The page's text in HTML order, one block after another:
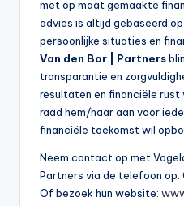
met op maat gemaakte
advies is altijd gebaseerd
persoonlijke situaties en
Van den Bor | Partners
transparantie en
resultaten en financiële rust
raad hem/haar aan voor
financiële toekomst wil
Neem contact op met
Partners via de telefoon op:
Of bezoek hun website: